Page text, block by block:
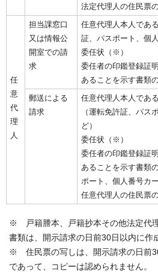
法定代理人の住民票
任
意
代
理
人
担当課窓口
又は情報公
開室での請
求
任意代理人本人であ
証、パスポート、個
委任状（※）
委任者の印鑑登録証
あることを示す書類
郵送による
請求
任意代理人本人であ
（運転免許証、パス
ど）
委任状（※）
委任者の印鑑登録証
あることを示す書類
ポート、個人番号カ
任意代理人の住民票
※ 戸籍謄本、戸籍抄本その他法定代
書類は、開示請求の日前30日以内に作
※ 住民票の写しは、開示請求の日前
であって、コピーは認められません。